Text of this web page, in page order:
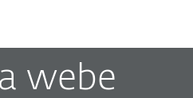
webe